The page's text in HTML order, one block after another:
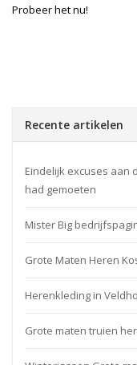
Probeer het nu!
Recente artikelen
Eindelijk excuses aan
had gemoeten
Mister Big
Grote Maten Heren
Herenkleding in
Grote maten truien